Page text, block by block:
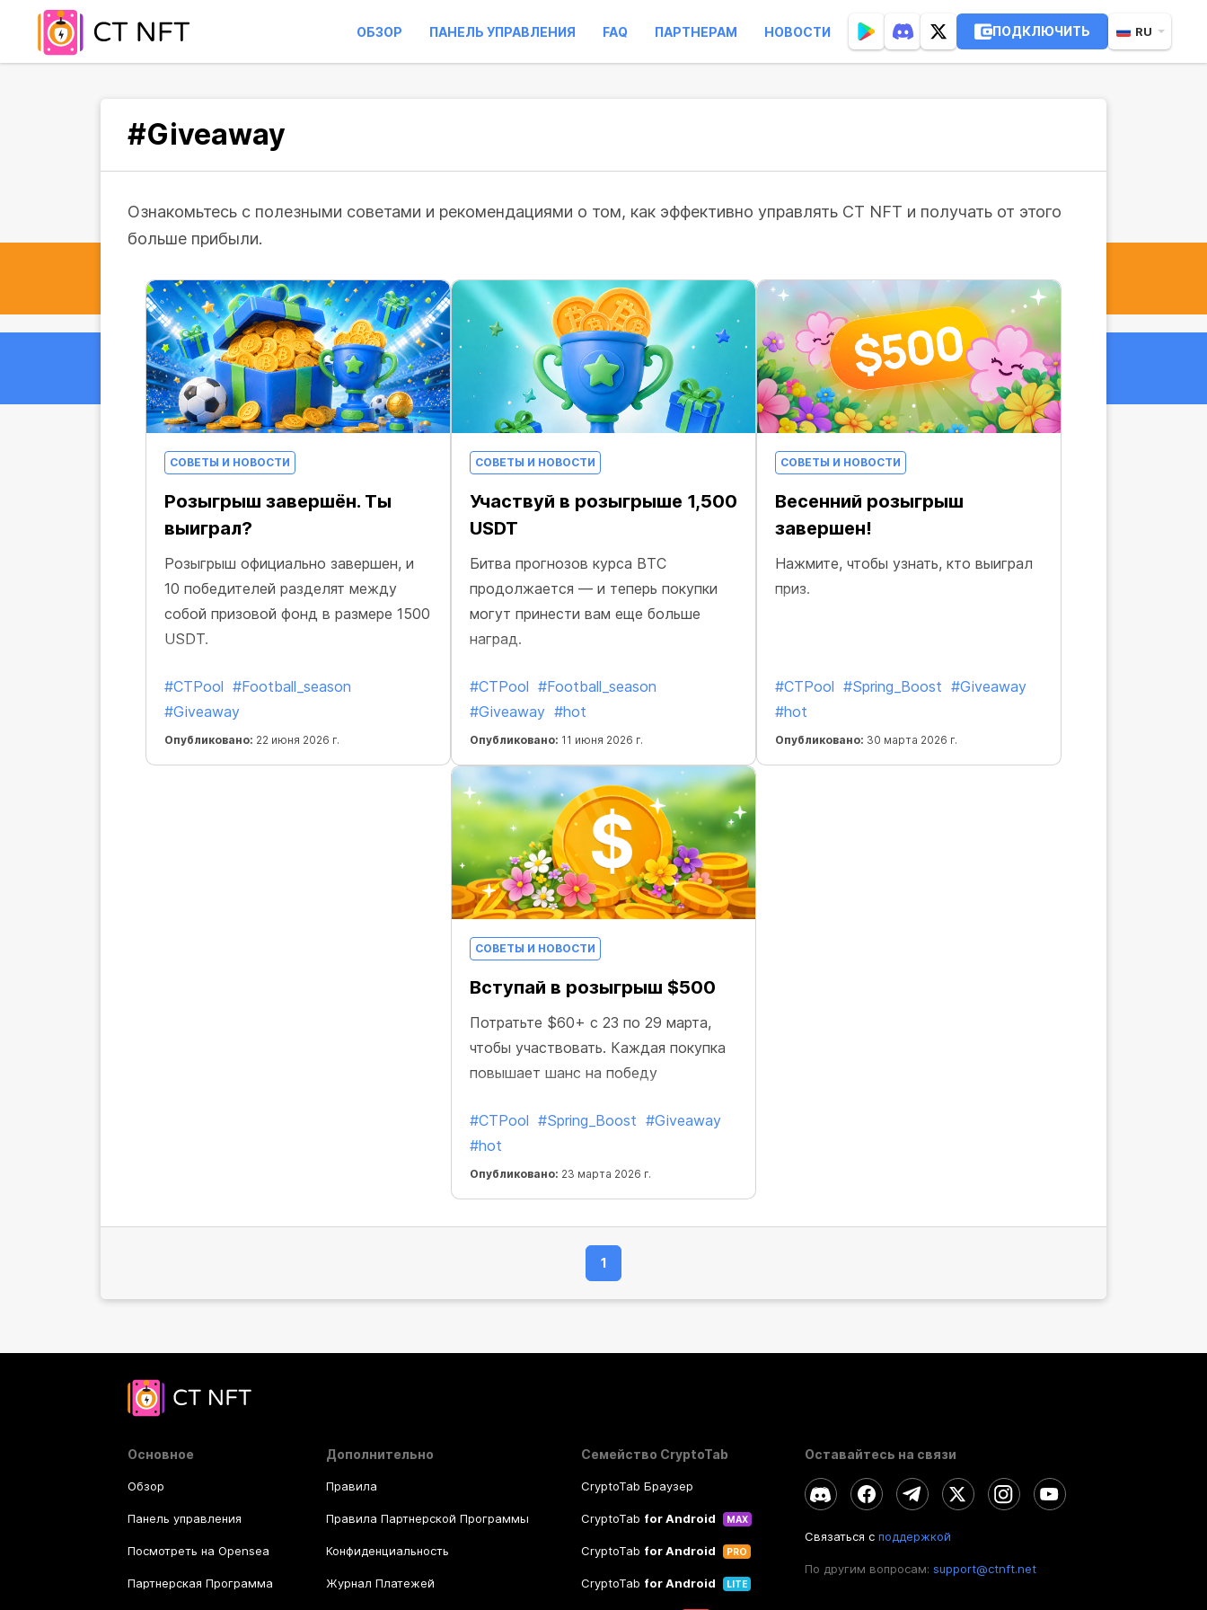
ОБЗОР ПАНЕЛЬ УПРАВЛЕНИЯ FAQ ПАРТНЕРАМ НОВОСТИ ПОДКЛЮЧИТЬ RU
#Giveaway
Ознакомьтесь с полезными советами и рекомендациями о том, как эффективно управлять CT NFT и получать от этого
больше прибыли.
СОВЕТЫ И НОВОСТИ
Розыгрыш завершён. Ты
выиграл?
Розыгрыш официально завершен, и
10 победителей разделят между
собой призовой фонд в размере 1500
USDT.
#CTPool #Football_season
#Giveaway
Опубликовано: 22 июня 2026 г.
СОВЕТЫ И НОВОСТИ
Участвуй в розыгрыше 1,500
USDT
Битва прогнозов курса BTC
продолжается — и теперь покупки
могут принести вам еще больше
наград.
#CTPool #Football_season
#Giveaway #hot
Опубликовано: 11 июня 2026 г.
СОВЕТЫ И НОВОСТИ
Весенний розыгрыш
завершен!
Нажмите, чтобы узнать, кто выиграл
приз.
#CTPool #Spring_Boost #Giveaway
#hot
Опубликовано: 30 марта 2026 г.
СОВЕТЫ И НОВОСТИ
Вступай в розыгрыш $500
Потратьте $60+ с 23 по 29 марта,
чтобы участвовать. Каждая покупка
повышает шанс на победу
#CTPool #Spring_Boost #Giveaway
#hot
Опубликовано: 23 марта 2026 г.
1
Основное
Обзор
Панель управления
Посмотреть на Opensea
Партнерская Программа
Дополнительно
Правила
Правила Партнерской Программы
Конфиденциальность
Журнал Платежей
Семейство CryptoTab
CryptoTab Браузер
CryptoTab for Android MAX
CryptoTab for Android PRO
CryptoTab for Android LITE
Оставайтесь на связи
Связаться с поддержкой
По другим вопросам: support@ctnft.net